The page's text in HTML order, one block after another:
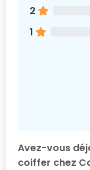
2
1
Avez-vous
coiffer chez